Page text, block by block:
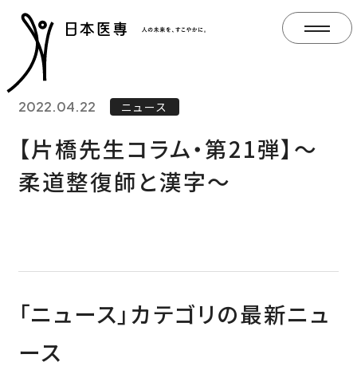
2022.04.22 ニュース
【片橋先生コラム・第21弾】～
柔道整復師と漢字～
「ニュース」カテゴリの最新ニュ
ース